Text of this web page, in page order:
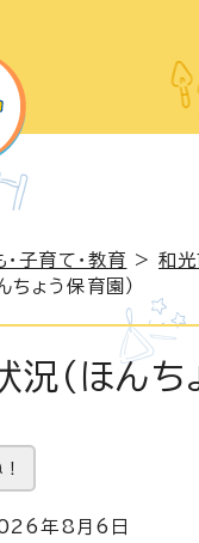
・子育て・教育 >和光
ょう保育園）
（ほんち
年8月6日